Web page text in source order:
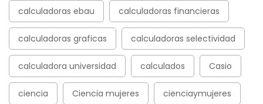
calculadoras ebau calculadoras financieras
calculadoras graficas calculadoras selectividad
calculadora universidad calculados Casio
ciencia Ciencia mujeres cienciaymujeres